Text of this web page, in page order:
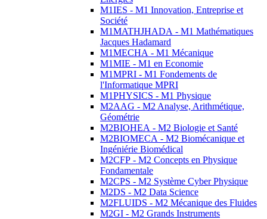
M1IES - M1 Innovation, Entreprise et
Société
M1MATHJHADA - M1 Mathématiques
Jacques Hadamard
M1MECHA - M1 Mécanique
M1MIE - M1 en Economie
M1MPRI - M1 Fondements de
l'Informatique MPRI
M1PHYSICS - M1 Physique
M2AAG - M2 Analyse, Arithmétique,
Géométrie
M2BIOHEA - M2 Biologie et Santé
M2BIOMECA - M2 Biomécanique et
Ingéniérie Biomédical
M2CFP - M2 Concepts en Physique
Fondamentale
M2CPS - M2 Système Cyber Physique
M2DS - M2 Data Science
M2FLUIDS - M2 Mécanique des Fluides
M2GI - M2 Grands Instruments